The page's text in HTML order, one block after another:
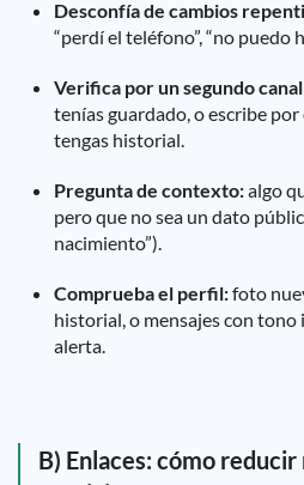
Desconfía de cambios
“perdí el teléfono”, “no puedo
Verifica por un segundo
tenías guardado, o escribe
tengas historial.
Pregunta de contexto:algo
pero que no sea un dato
nacimiento”).
Comprueba el perfil:foto
historial, o mensajes con tono
alerta.
B) Enlaces: cómo